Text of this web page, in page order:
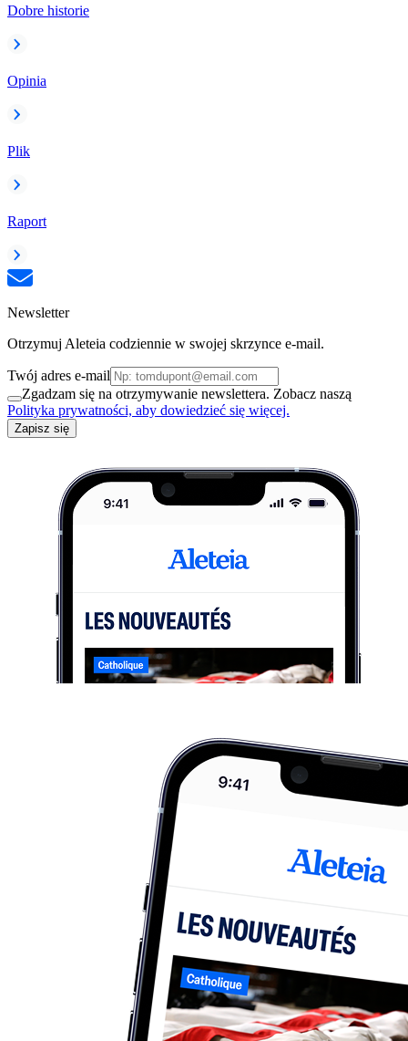
Dobre historie
Opinia
Plik
Raport
Newsletter
Otrzymuj Aleteia codziennie w swojej skrzynce e-mail.
Twój adres e-mail
Zgadzam się na otrzymywanie newslettera. Zobacz naszą
Polityka prywatności, aby dowiedzieć się więcej.
Zapisz się